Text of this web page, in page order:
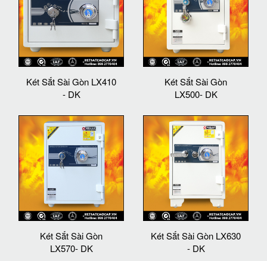
Két Sắt Sài Gòn LX410
- DK
Két Sắt Sài Gòn
LX500- DK
Két Sắt Sài Gòn
LX570- DK
Két Sắt Sài Gòn LX630
- DK